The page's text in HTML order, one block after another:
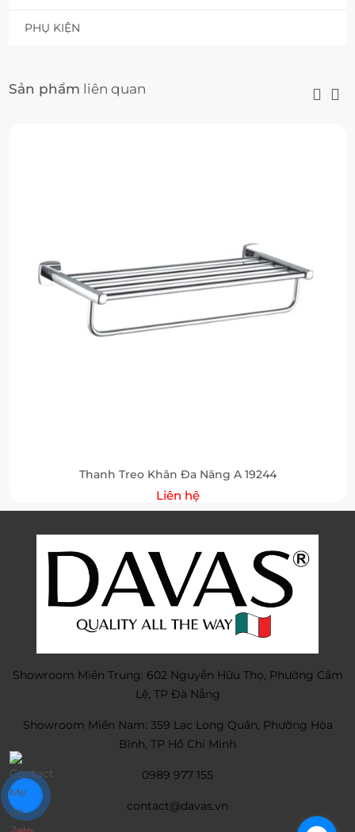
PHỤ KIỆN
Sản phẩm liên quan
Thanh Treo Khăn Đa Năng A 19244
Liên hệ
Showroom Miền Trung: 602 Nguyễn Hữu Thọ, Phường Cẩm
Lệ, TP Đà Nẵng
Showroom Miền Nam: 359 Lạc Long Quân, Phường Hòa
Bình, TP Hồ Chí Minh
0989 977 155
contact@davas.vn